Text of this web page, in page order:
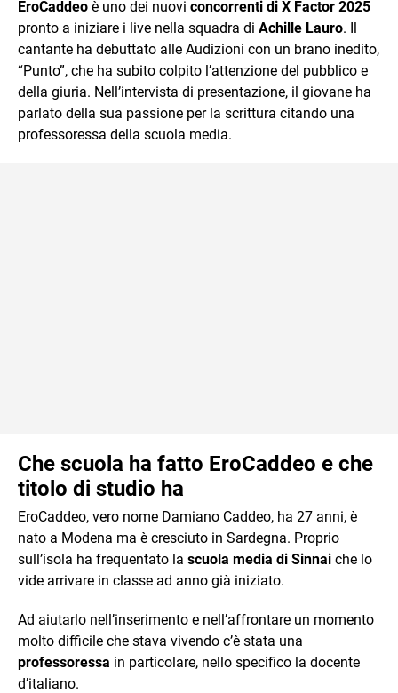
EroCaddeo è uno dei nuovi concorrenti di X Factor 2025
pronto a iniziare i live nella squadra di Achille Lauro. Il
cantante ha debuttato alle Audizioni con un brano inedito,
“Punto”, che ha subito colpito l’attenzione del pubblico e
della giuria. Nell’intervista di presentazione, il giovane ha
parlato della sua passione per la scrittura citando una
professoressa della scuola media.
Che scuola ha fatto EroCaddeo e che
titolo di studio ha
EroCaddeo, vero nome Damiano Caddeo, ha 27 anni, è
nato a Modena ma è cresciuto in Sardegna. Proprio
sull’isola ha frequentato la scuola media di Sinnai che lo
vide arrivare in classe ad anno già iniziato.
Ad aiutarlo nell’inserimento e nell’affrontare un momento
molto difficile che stava vivendo c’è stata una
professoressa in particolare, nello specifico la docente
d’italiano.